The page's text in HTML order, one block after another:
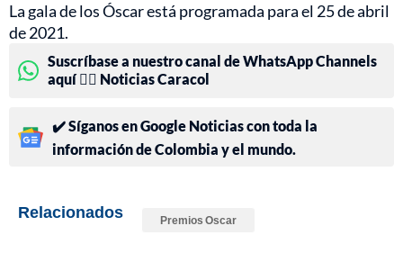
La gala de los Óscar está programada para el 25 de abril
de 2021.
Suscríbase a nuestro canal de WhatsApp Channels
aquí 👉🏻 Noticias Caracol
✔️ Síganos en Google Noticias con toda la
información de Colombia y el mundo.
Relacionados Premios Oscar